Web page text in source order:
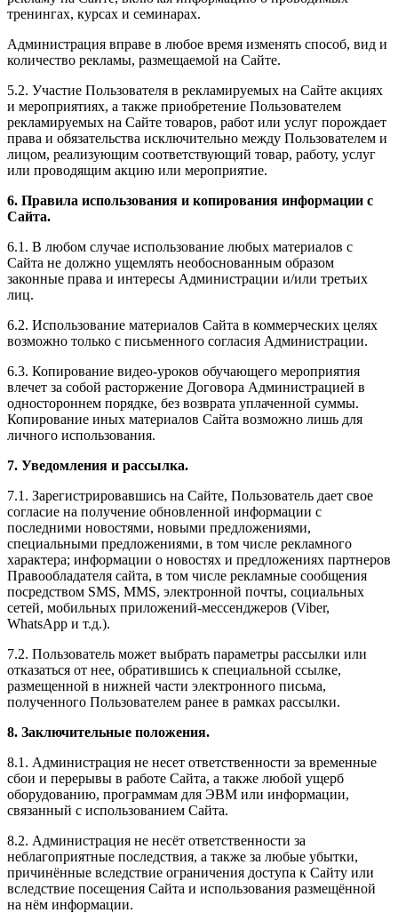
тренингах, курсах и семинарах.
Администрация вправе в любое время изменять способ, вид и
количество рекламы, размещаемой на Сайте.
5.2. Участие Пользователя в рекламируемых на Сайте акциях
и мероприятиях, а также приобретение Пользователем
рекламируемых на Сайте товаров, работ или услуг порождает
права и обязательства исключительно между Пользователем и
лицом, реализующим соответствующий товар, работу, услуг
или проводящим акцию или мероприятие.
6. Правила использования и копирования информации с
Сайта.
6.1. В любом случае использование любых материалов с
Сайта не должно ущемлять необоснованным образом
законные права и интересы Администрации и/или третьих
лиц.
6.2. Использование материалов Сайта в коммерческих целях
возможно только с письменного согласия Администрации.
6.3. Копирование видео-уроков обучающего мероприятия
влечет за собой расторжение Договора Администрацией в
одностороннем порядке, без возврата уплаченной суммы.
Копирование иных материалов Сайта возможно лишь для
личного использования.
7. Уведомления и рассылка.
7.1. Зарегистрировавшись на Сайте, Пользователь дает свое
согласие на получение обновленной информации с
последними новостями, новыми предложениями,
специальными предложениями, в том числе рекламного
характера; информации о новостях и предложениях партнеров
Правообладателя сайта, в том числе рекламные сообщения
посредством SMS, MMS, электронной почты, социальных
сетей, мобильных приложений-мессенджеров (Viber,
WhatsApp и т.д.).
7.2. Пользователь может выбрать параметры рассылки или
отказаться от нее, обратившись к специальной ссылке,
размещенной в нижней части электронного письма,
полученного Пользователем ранее в рамках рассылки.
8. Заключительные положения.
8.1. Администрация не несет ответственности за временные
сбои и перерывы в работе Сайта, а также любой ущерб
оборудованию, программам для ЭВМ или информации,
связанный с использованием Сайта.
8.2. Администрация не несёт ответственности за
неблагоприятные последствия, а также за любые убытки,
причинённые вследствие ограничения доступа к Сайту или
вследствие посещения Сайта и использования размещённой
на нём информации.